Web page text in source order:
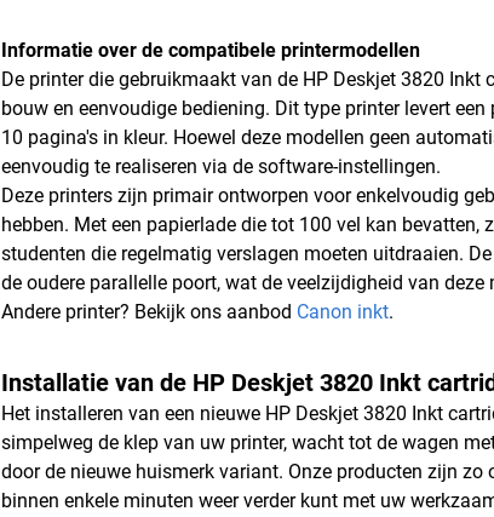
Informatie over de compatibele printermodellen
De printer die gebruikmaakt van de HP Deskjet 3820
bouw en eenvoudige bediening. Dit type printer levert
10 pagina's in kleur. Hoewel deze modellen geen
eenvoudig te realiseren via de software-instellingen.
Deze printers zijn primair ontworpen voor enkelvoudig
hebben. Met een papierlade die tot 100 vel kan
studenten die regelmatig verslagen moeten uitdraaien.
de oudere parallelle poort, wat de veelzijdigheid van deze
Andere printer? Bekijk ons aanbod Canon inkt.
Installatie van de HP Deskjet 3820 Inkt
Het installeren van een nieuwe HP Deskjet 3820 Inkt
simpelweg de klep van uw printer, wacht tot de wagen
door de nieuwe huismerk variant. Onze producten zijn
binnen enkele minuten weer verder kunt met uw